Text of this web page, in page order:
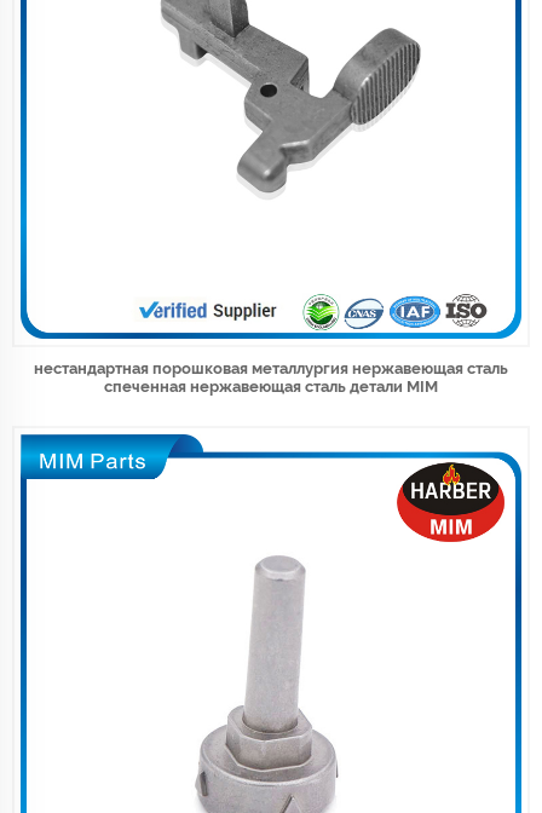
нестандартная порошковая металлургия нержавеющая сталь
спеченная нержавеющая сталь детали MIM